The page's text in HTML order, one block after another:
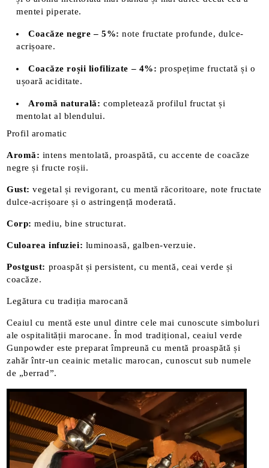
mentei piperate.
Coacăze negre – 5%: note fructate profunde, dulce-
acrișoare.
Coacăze roșii liofilizate – 4%: prospețime fructată și o
ușoară aciditate.
Aromă naturală: completează profilul fructat și
mentolat al blendului.
Profil aromatic
Aromă: intens mentolată, proaspătă, cu accente de coacăze
negre și fructe roșii.
Gust: vegetal și revigorant, cu mentă răcoritoare, note fructate
dulce-acrișoare și o astringență moderată.
Corp: mediu, bine structurat.
Culoarea infuziei: luminoasă, galben-verzuie.
Postgust: proaspăt și persistent, cu mentă, ceai verde și
coacăze.
Legătura cu tradiția marocană
Ceaiul cu mentă este unul dintre cele mai cunoscute simboluri
ale ospitalității marocane. În mod tradițional, ceaiul verde
Gunpowder este preparat împreună cu mentă proaspătă și
zahăr într-un ceainic metalic marocan, cunoscut sub numele
de „berrad”.